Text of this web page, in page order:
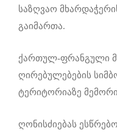
საზღვაო
გაიმართა.
ქართულ-ფრანგული
ღირებულებების
ტერიტორიაზე
ღონისძიებას